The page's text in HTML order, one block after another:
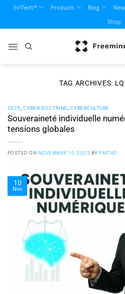
content
EviTech™ Products Blog
Shop
TAG ARCHIVES:
2025 CYBER DOCTRINE CYBERCULTURE
Souveraineté individuelle
tensions globales
POSTED ON NOVEMBER 10, 2025 BYFMTAD
10
Nov